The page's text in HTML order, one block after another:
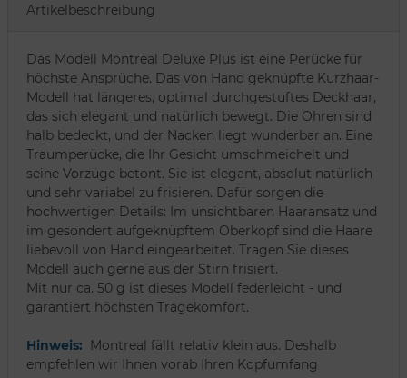
Artikelbeschreibung
Das Modell Montreal Deluxe Plus ist eine Perücke für
höchste Ansprüche. Das von Hand geknüpfte Kurzhaar-
Modell hat längeres, optimal durchgestuftes Deckhaar,
das sich elegant und natürlich bewegt. Die Ohren sind
halb bedeckt, und der Nacken liegt wunderbar an. Eine
Traumperücke, die Ihr Gesicht umschmeichelt und
seine Vorzüge betont. Sie ist elegant, absolut natürlich
und sehr variabel zu frisieren. Dafür sorgen die
hochwertigen Details: Im unsichtbaren Haaransatz und
im gesondert aufgeknüpftem Oberkopf sind die Haare
liebevoll von Hand eingearbeitet. Tragen Sie dieses
Modell auch gerne aus der Stirn frisiert.
Mit nur ca. 50 g ist dieses Modell federleicht - und
garantiert höchsten Tragekomfort.
Hinweis: Montreal fällt relativ klein aus. Deshalb
empfehlen wir Ihnen vorab Ihren Kopfumfang